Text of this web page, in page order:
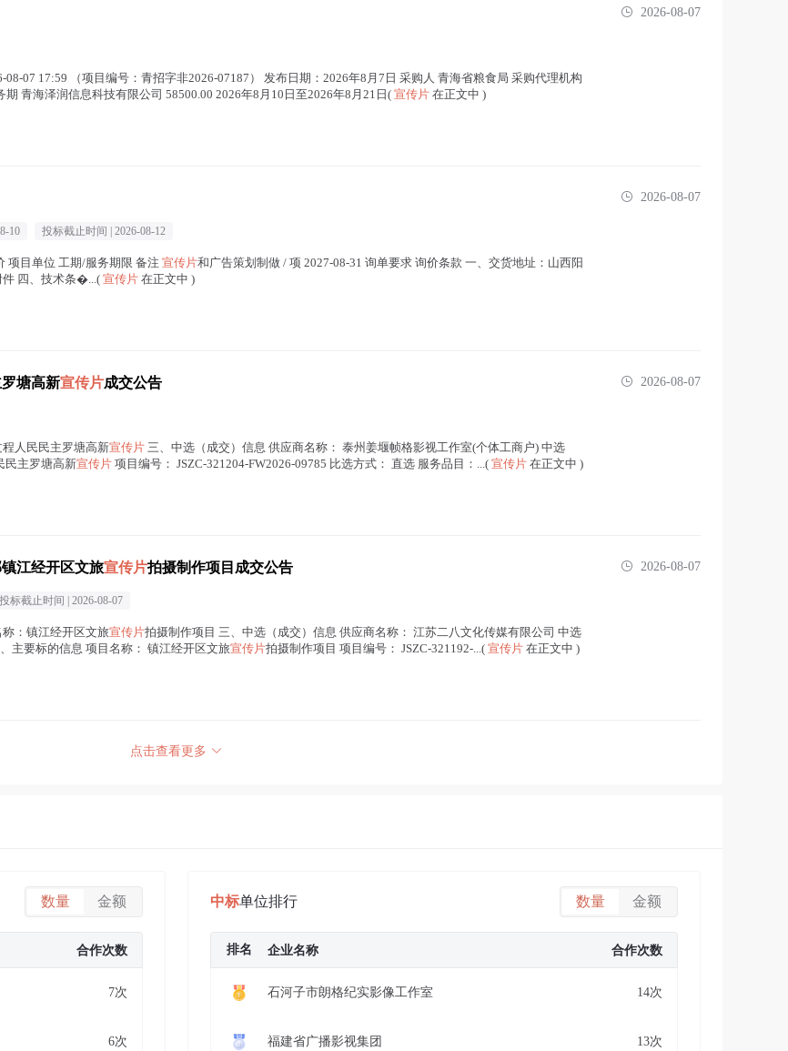
08-07 17:59 （项目编号：青招字非2026-07187） 发布日期：2026年8月7日 采购人 青海省粮食局 采购代理机构
青海泽润信息科技有限公司 58500.00 2026年8月10日至2026年8月21日( 宣传片 在正文中 )
2026-08-07
10 投标截止时间 | 2026-08-12
项目单位 工期/服务期限 备注 宣传片和广告策划制做 / 项 2027-08-31 询单要求 询价条款 一、交货地址：山西阳
件 四、技术条�...( 宣传片 在正文中 )
2026-08-07
塘高新宣传片成交公告
程人民民主罗塘高新宣传片 三、中选（成交）信息 供应商名称： 泰州姜堰帧格影视工作室(个体工商户) 中选
民主罗塘高新宣传片 项目编号： JSZC-321204-FW2026-09785 比选方式： 直选 服务品目：...( 宣传片 在正文中 )
2026-08-07
江经开区文旅宣传片拍摄制作项目成交公告
投标截止时间 | 2026-08-07
称：镇江经开区文旅宣传片拍摄制作项目 三、中选（成交）信息 供应商名称： 江苏二八文化传媒有限公司 中选
主要标的信息 项目名称： 镇江经开区文旅宣传片拍摄制作项目 项目编号： JSZC-321192-...( 宣传片 在正文中 )
2026-08-07
点击查看更多
数量 金额
合作次数
7次
6次
中标单位排行 数量 金额
排名 企业名称 合作次数
石河子市朗格纪实影像工作室 14次
福建省广播影视集团 13次